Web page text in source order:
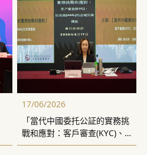
17/06/2026
「當代中國委托公証的實務挑
戰和應對：客戶審查(KYC)、
反洗錢(AML)的合規風險」講